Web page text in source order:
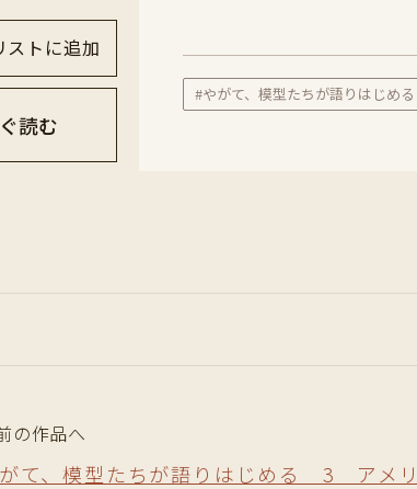
ストに追加
読む
#やがて、模型たちが語りはじめる
の作品へ
て、模型たちが語りはじめる 3 アメリ